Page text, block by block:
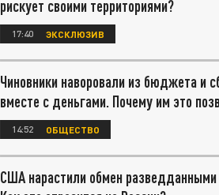
рискует своими территориями?
17:40 ЭКСКЛЮЗИВ
Чиновники наворовали из бюджета и
вместе с деньгами. Почему им это
14:52 ОБЩЕСТВО
США нарастили обмен